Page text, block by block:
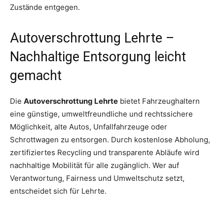
Zustände entgegen.
Autoverschrottung Lehrte –
Nachhaltige Entsorgung leicht
gemacht
Die Autoverschrottung Lehrte bietet Fahrzeughaltern
eine günstige, umweltfreundliche und rechtssichere
Möglichkeit, alte Autos, Unfallfahrzeuge oder
Schrottwagen zu entsorgen. Durch kostenlose Abholung,
zertifiziertes Recycling und transparente Abläufe wird
nachhaltige Mobilität für alle zugänglich. Wer auf
Verantwortung, Fairness und Umweltschutz setzt,
entscheidet sich für Lehrte.